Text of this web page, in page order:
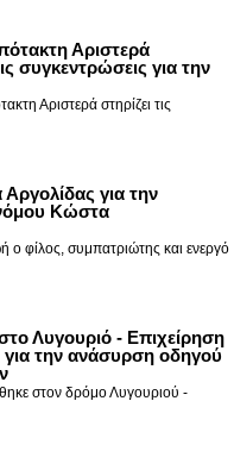
Αριστερά
συγκεντρώσεις για την
Αριστερά στηρίζει τις
για την
Κώστα
φίλος, συμπατριώτης και ενεργό
Λυγουριό - Επιχείρηση
την ανάσυρση οδηγού
στον δρόμο Λυγουριού -